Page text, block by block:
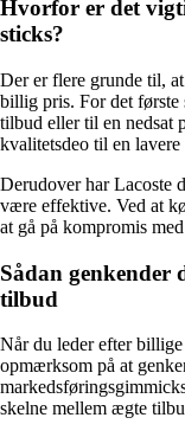
Hvorfor er det
sticks?
Der er flere grunde til,
billig pris. For det første
tilbud eller til en nedsat
kvalitetsdeo til en
Derudover har Lacoste
være effektive. Ved at
at gå på kompromis
Sådan genkender
tilbud
Når du leder efter
opmærksom på at
skelne mellem ægte